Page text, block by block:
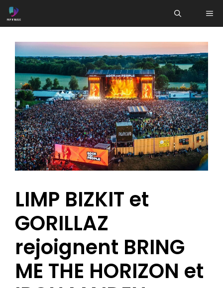
Aller
au
LIMP BIZKIT et
GORILLAZ
rejoignent BRING
ME THE HORIZON et